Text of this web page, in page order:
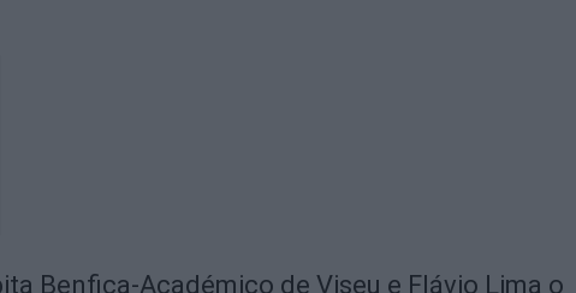
Benfica-Académico de Viseu e Flávio Lima o